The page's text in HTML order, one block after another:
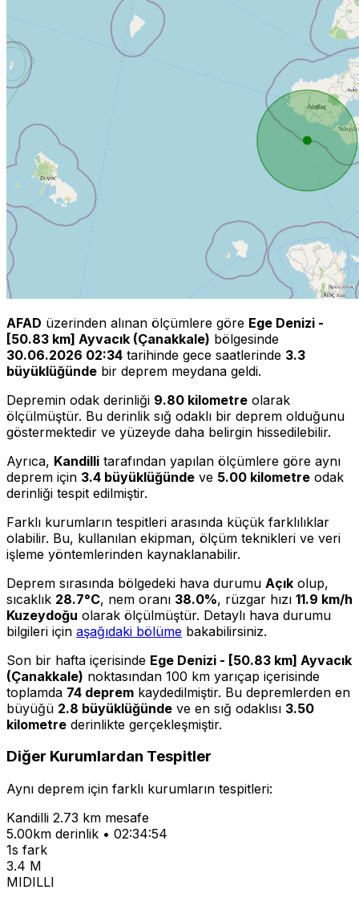
AFAD üzerinden alınan ölçümlere göre Ege Denizi -
[50.83 km] Ayvacık (Çanakkale) bölgesinde
30.06.2026 02:34 tarihinde gece saatlerinde 3.3
büyüklüğünde bir deprem meydana geldi.
Depremin odak derinliği 9.80 kilometre olarak
ölçülmüştür. Bu derinlik sığ odaklı bir deprem olduğunu
göstermektedir ve yüzeyde daha belirgin hissedilebilir.
Ayrıca, Kandilli tarafından yapılan ölçümlere göre aynı
deprem için 3.4 büyüklüğünde ve 5.00 kilometre odak
derinliği tespit edilmiştir.
Farklı kurumların tespitleri arasında küçük farklılıklar
olabilir. Bu, kullanılan ekipman, ölçüm teknikleri ve veri
işleme yöntemlerinden kaynaklanabilir.
Deprem sırasında bölgedeki hava durumu Açık olup,
sıcaklık 28.7°C, nem oranı 38.0%, rüzgar hızı 11.9 km/h
Kuzeydoğu olarak ölçülmüştür. Detaylı hava durumu
bilgileri için aşağıdaki bölüme bakabilirsiniz.
Son bir hafta içerisinde Ege Denizi - [50.83 km] Ayvacık
(Çanakkale) noktasından 100 km yarıçap içerisinde
toplamda 74 deprem kaydedilmiştir. Bu depremlerden en
büyüğü 2.8 büyüklüğünde ve en sığ odaklısı 3.50
kilometre derinlikte gerçekleşmiştir.
Diğer Kurumlardan Tespitler
Aynı deprem için farklı kurumların tespitleri:
Kandilli 2.73 km mesafe
5.00km derinlik • 02:34:54
1s fark
3.4 M
MIDILLI